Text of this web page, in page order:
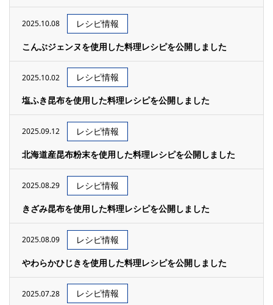
2025.10.08
レシピ情報
こんぶジェンヌを使用した料理レシピを公開しました
2025.10.02
レシピ情報
塩ふき昆布を使用した料理レシピを公開しました
2025.09.12
レシピ情報
北海道産昆布粉末を使用した料理レシピを公開しました
2025.08.29
レシピ情報
きざみ昆布を使用した料理レシピを公開しました
2025.08.09
レシピ情報
やわらかひじきを使用した料理レシピを公開しました
2025.07.28
レシピ情報